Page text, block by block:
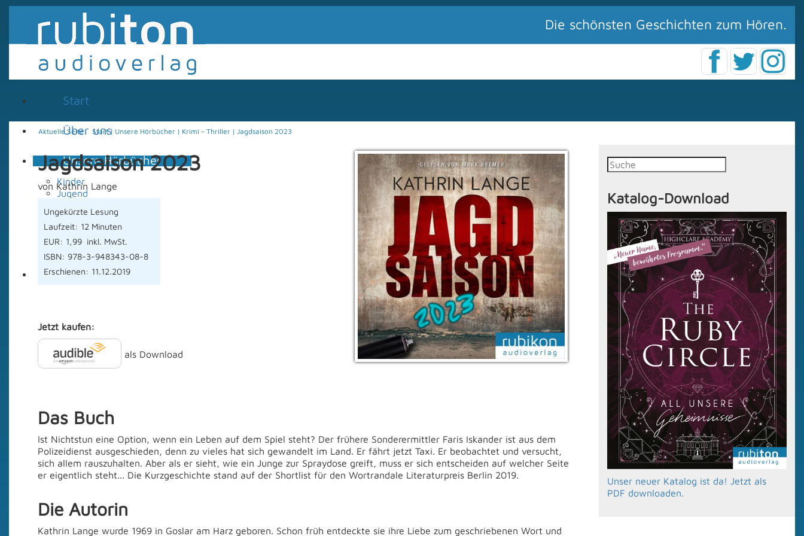
Die schönsten Geschichten zum Hören.
Start
Über uns
Unsere Hörbücher
Kinder
Jugend
Fiction
Krimi - Thriller
Unterhaltung
Sachbuch
Kontakt
Aktuelle Seite: Start | Unsere Hörbücher | Krimi - Thriller | Jagdsaison 2023
Jagdsaison 2023
von Kathrin Lange
Ungekürzte Lesung
Laufzeit: 12 Minuten
EUR: 1,99 inkl. MwSt.
ISBN: 978-3-948343-08-8
Erschienen: 11.12.2019
Jetzt kaufen:
als Download
Das Buch
Ist Nichtstun eine Option, wenn ein Leben auf dem Spiel steht? Der frühere Sonderermittler Faris Iskander ist aus dem
Polizeidienst ausgeschieden, denn zu vieles hat sich gewandelt im Land. Er fährt jetzt Taxi. Er beobachtet und versucht,
sich allem rauszuhalten. Aber als er sieht, wie ein Junge zur Spraydose greift, muss er sich entscheiden auf welcher Seite
er eigentlich steht... Die Kurzgeschichte stand auf der Shortlist für den Wortrandale Literaturpreis Berlin 2019.
Die Autorin
Kathrin Lange wurde 1969 in Goslar am Harz geboren. Schon früh entdeckte sie ihre Liebe zum geschriebenen Wort und
Katalog-Download
Unser neuer Katalog ist da! Jetzt als
PDF downloaden.